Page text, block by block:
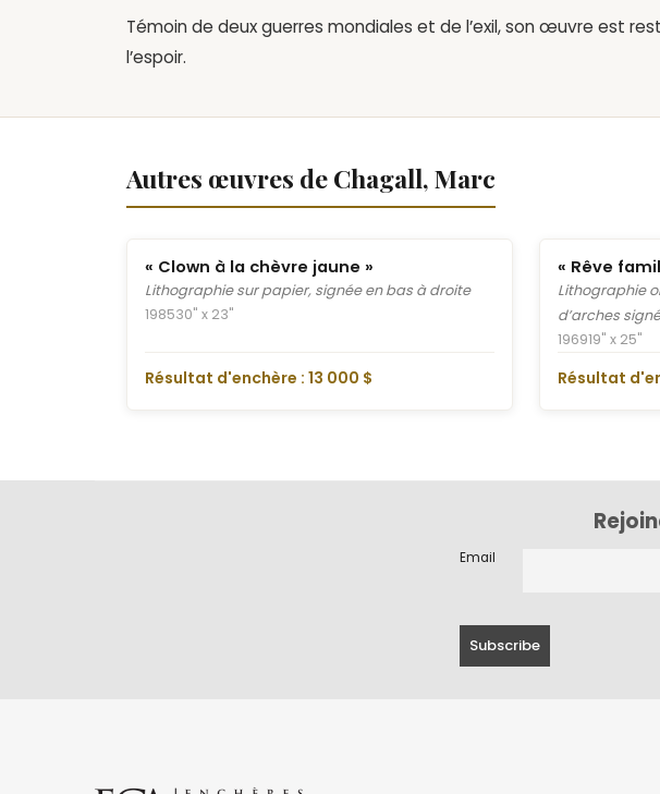
Témoin de deux guerres mondiales et de l’exil, son œuvre est
l’espoir.
Autres œuvres de Chagall, Marc
« Clown à la chèvre jaune »
Lithographie sur papier, signée en bas à droite
198530" x 23"
Résultat d'enchère : 13 000 $
« Rêve
Lithographie
d’arches
196919" x 25"
Résultat
Email